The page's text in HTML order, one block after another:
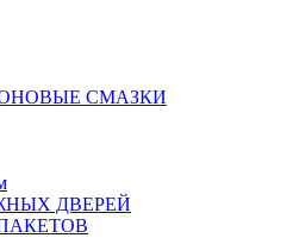
СМАЗКИ
ДВЕРЕЙ